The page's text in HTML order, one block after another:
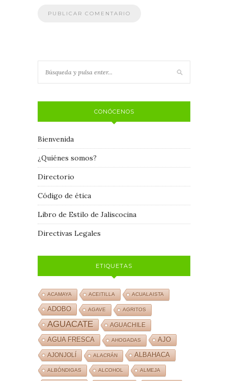
CONÓCENOS
Bienvenida
¿Quiénes somos?
Directorio
Código de ética
Libro de Estilo de Jaliscocina
Directivas Legales
ETIQUETAS
ACAMAYA ACEITILLA ACUALAISTA
ADOBO AGAVE AGRITOS
AGUACATE AGUACHILE
AGUA FRESCA AHOGADAS AJO
AJONJOLÍ ALACRÁN ALBAHACA
ALBÓNDIGAS ALCOHOL ALMEJA